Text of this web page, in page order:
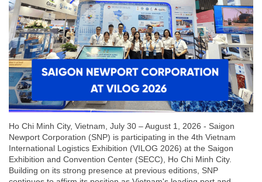
Ho Chi Minh City, Vietnam, July 30 – August 1, 2026 - Saigon
Newport Corporation (SNP) is participating in the 4th Vietnam
International Logistics Exhibition (VILOG 2026) at the Saigon
Exhibition and Convention Center (SECC), Ho Chi Minh City.
Building on its strong presence at previous editions, SNP